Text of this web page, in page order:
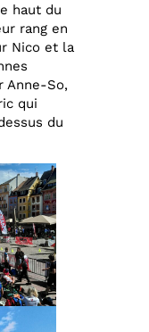
haut du
rang en
Nico et la
Anne-So,
qui
du